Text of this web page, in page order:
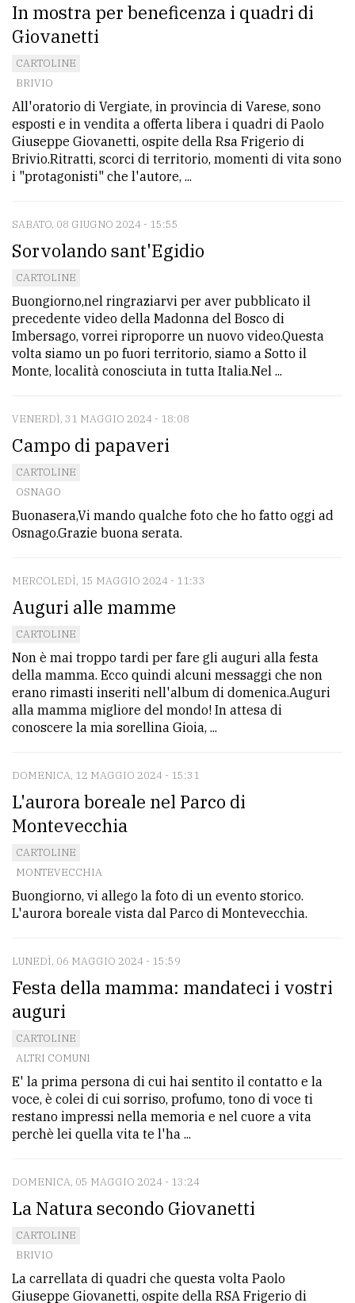
TESTATE
PRIVACY
Privacy
Cookie
policy
In mostra per beneficenza i quadri di
Giovanetti
CARTOLINE
BRIVIO
All'oratorio di Vergiate, in provincia di Varese, sono
esposti e in vendita a offerta libera i quadri di Paolo
Giuseppe Giovanetti, ospite della Rsa Frigerio di
Brivio.Ritratti, scorci di territorio, momenti di vita sono
i "protagonisti" che l'autore, ...
SABATO, 08 GIUGNO 2024 - 15:55
Sorvolando sant'Egidio
CARTOLINE
Buongiorno,nel ringraziarvi per aver pubblicato il
precedente video della Madonna del Bosco di
Imbersago, vorrei riproporre un nuovo video.Questa
volta siamo un po fuori territorio, siamo a Sotto il
Monte, località conosciuta in tutta Italia.Nel ...
VENERDÌ, 31 MAGGIO 2024 - 18:08
Campo di papaveri
CARTOLINE
OSNAGO
Buonasera,Vi mando qualche foto che ho fatto oggi ad
Osnago.Grazie buona serata.
MERCOLEDÌ, 15 MAGGIO 2024 - 11:33
Auguri alle mamme
CARTOLINE
Non è mai troppo tardi per fare gli auguri alla festa
della mamma. Ecco quindi alcuni messaggi che non
erano rimasti inseriti nell'album di domenica.Auguri
alla mamma migliore del mondo! In attesa di
conoscere la mia sorellina Gioia, ...
DOMENICA, 12 MAGGIO 2024 - 15:31
L'aurora boreale nel Parco di
Montevecchia
CARTOLINE
MONTEVECCHIA
Buongiorno, vi allego la foto di un evento storico.
L'aurora boreale vista dal Parco di Montevecchia.
LUNEDÌ, 06 MAGGIO 2024 - 15:59
Festa della mamma: mandateci i vostri
auguri
CARTOLINE
ALTRI COMUNI
E' la prima persona di cui hai sentito il contatto e la
voce, è colei di cui sorriso, profumo, tono di voce ti
restano impressi nella memoria e nel cuore a vita
perchè lei quella vita te l'ha ...
DOMENICA, 05 MAGGIO 2024 - 13:24
La Natura secondo Giovanetti
CARTOLINE
BRIVIO
La carrellata di quadri che questa volta Paolo
Giuseppe Giovanetti, ospite della RSA Frigerio di